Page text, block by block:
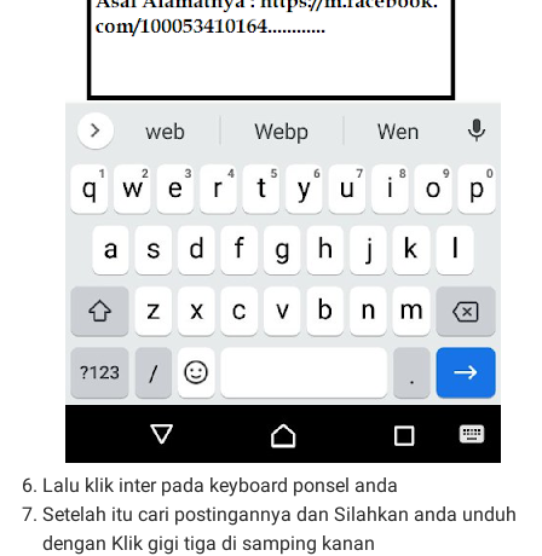
Lalu klik inter pada keyboard ponsel anda
Setelah itu cari postingannya dan Silahkan anda unduh
dengan Klik gigi tiga di samping kanan